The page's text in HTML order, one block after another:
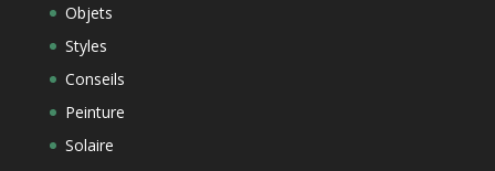
Objets
Styles
Conseils
Peinture
Solaire